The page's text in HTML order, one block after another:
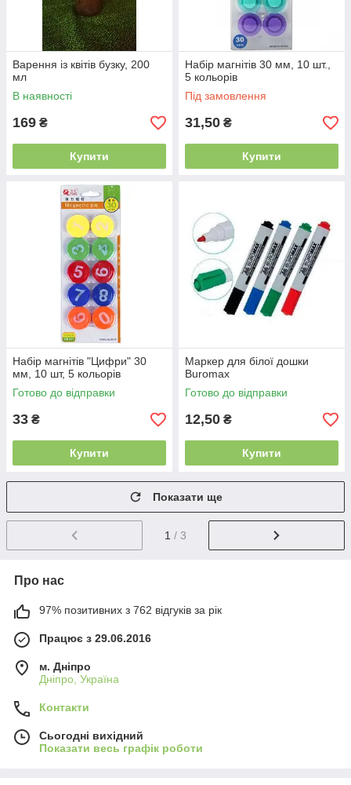
Варення із квітів бузку, 200
мл
В наявності
169 ₴
Купити
Набір магнітів 30 мм, 10 шт.,
5 кольорів
Під замовлення
31,50 ₴
Купити
Набір магнітів "Цифри" 30
мм, 10 шт, 5 кольорів
Готово до відправки
33 ₴
Купити
Маркер для білої дошки
Buromax
Готово до відправки
12,50 ₴
Купити
Показати ще
1 / 3
Про нас
97% позитивних з 762 відгуків за рік
Працює з 29.06.2016
м. Дніпро
Дніпро, Україна
Контакти
Сьогодні вихідний
Показати весь графік роботи